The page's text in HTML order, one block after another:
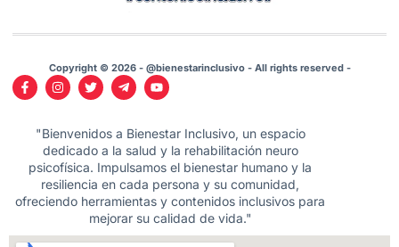
Copyright © 2026 - @bienestarinclusivo - All rights reserved -
"Bienvenidos a Bienestar Inclusivo, un espacio
dedicado a la salud y la rehabilitación neuro
psicofísica. Impulsamos el bienestar humano y la
resiliencia en cada persona y su comunidad,
ofreciendo herramientas y contenidos inclusivos para
mejorar su calidad de vida."